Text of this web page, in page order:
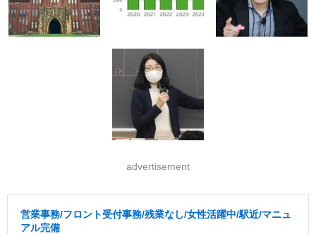
advertisement
営業事務/フロント受付事務/残業なし/女性活躍中/駅近/マニュ
アル完備